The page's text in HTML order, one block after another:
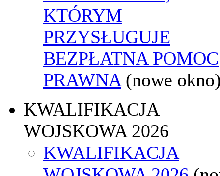
KTÓRYM
PRZYSŁUGUJE
BEZPŁATNA POMOC
PRAWNA (nowe
KWALIFIKACJA
WOJSKOWA 2026
KWALIFIKACJA